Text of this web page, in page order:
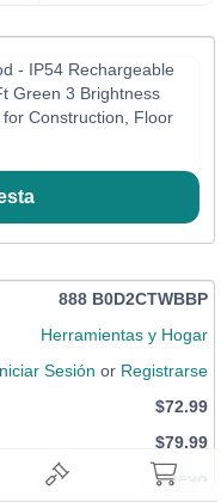
- IP54 Rechargeable
Green 3 Brightness
Construction, Floor
888 B0D2CTWBBP
Herramientas y Hogar
Sesión or Registrarse
$72.99
$79.99
Nuevo